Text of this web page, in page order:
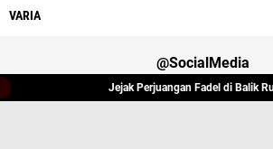
VARIA
@SocialMedia
Jejak Perjuangan Fadel di Balik